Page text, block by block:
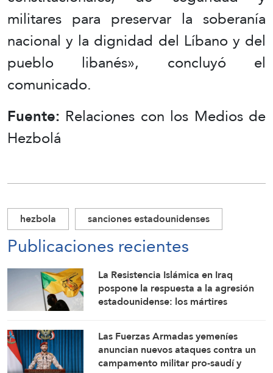
militares para preservar la soberanía
nacional y la dignidad del Líbano y del
pueblo libanés», concluyó el
comunicado.
Fuente: Relaciones con los Medios de
Hezbolá
hezbola sanciones estadounidenses
Publicaciones recientes
La Resistencia Islámica en Iraq
pospone la respuesta a la agresión
estadounidense: los mártires
Las Fuerzas Armadas yemeníes
anuncian nuevos ataques contra un
campamento militar pro-saudí y